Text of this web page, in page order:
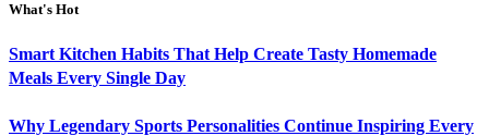
What's Hot
Smart Kitchen Habits That Help Create Tasty Homemade
Meals Every Single Day
Why Legendary Sports Personalities Continue Inspiring Every